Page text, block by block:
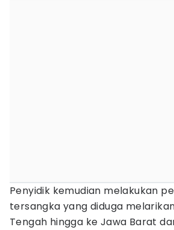
Penyidik kemudian melakukan
tersangka yang diduga
Tengah hingga ke Jawa Barat